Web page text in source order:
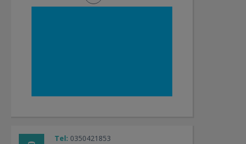
Tel: 0350421853